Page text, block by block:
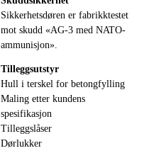
Sikkerhetsdøren er fabrikktestet
mot skudd «AG-3 med NATO-
ammunisjon».
Tilleggsutstyr
Hull i terskel for betongfylling
Maling etter kundens
spesifikasjon
Tilleggslåser
Dørlukker